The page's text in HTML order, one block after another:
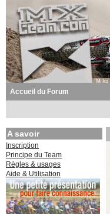
Accueil du Forum
A savoir
Inscription
Principe du Team
Règles & usages
Aide & Utilisation